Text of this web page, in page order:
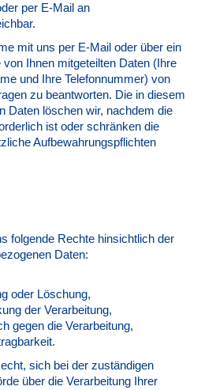
per E-Mail an
mit uns per E-Mail oder über ein
Ihnen mitgeteilten Daten (Ihre
und Ihre Telefonnummer) von
zu beantworten. Die in diesem
Daten löschen wir, nachdem die
ist oder schränken die
Aufbewahrungspflichten
folgende Rechte hinsichtlich der
Daten:
oder Löschung,
der Verarbeitung,
gegen die Verarbeitung,
sich bei der zuständigen
über die Verarbeitung Ihrer